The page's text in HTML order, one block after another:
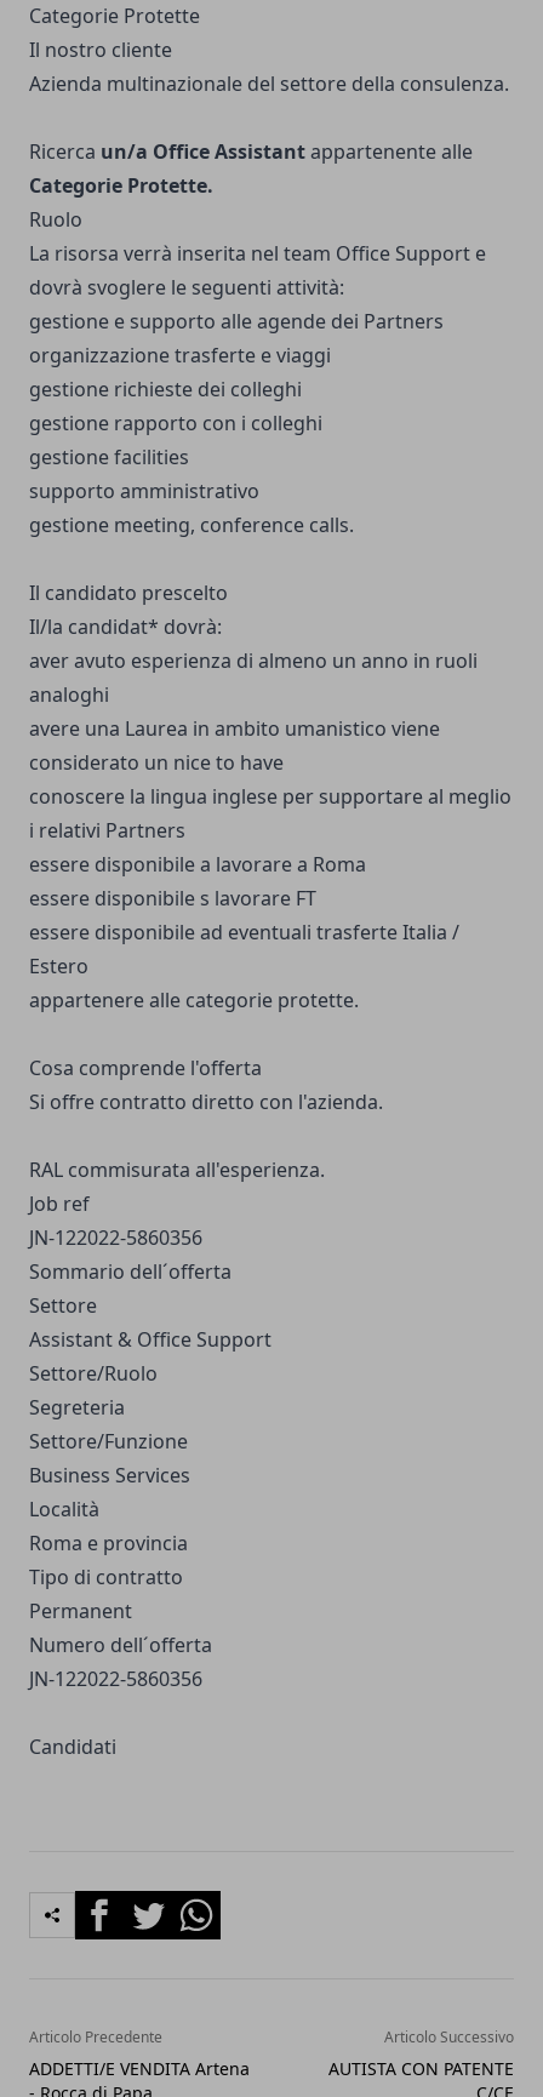
Categorie Protette
Il nostro cliente
Azienda multinazionale del settore della consulenza.
Ricerca un/a Office Assistantappartenente alle
Categorie Protette.
Ruolo
La risorsa verrà inserita nel team Office Support e
dovrà svoglere le seguenti attività:
gestione e supporto alle agende dei Partners
organizzazione trasferte e viaggi
gestione richieste dei colleghi
gestione rapporto con i colleghi
gestione facilities
supporto amministrativo
gestione meeting, conference calls.
Il candidato prescelto
Il/la candidat* dovrà:
aver avuto esperienza di almeno un anno in ruoli
analoghi
avere una Laurea in ambito umanistico viene
considerato un nice to have
conoscere la lingua inglese per supportare al meglio
i relativi Partners
essere disponibile a lavorare a Roma
essere disponibile s lavorare FT
essere disponibile ad eventuali trasferte Italia /
Estero
appartenere alle categorie protette.
Cosa comprende l'offerta
Si offre contratto diretto con l'azienda.
RAL commisurata all'esperienza.
Job ref
JN-122022-5860356
Sommario dell´offerta
Settore
Assistant & Office Support
Settore/Ruolo
Segreteria
Settore/Funzione
Business Services
Località
Roma e provincia
Tipo di contratto
Permanent
Numero dell´offerta
JN-122022-5860356
Candidati
FacebookTwitterWhatsapp
Articolo Precedente
ADDETTI/E VENDITA Artena
Articolo Successivo
AUTISTA CON PATENTE